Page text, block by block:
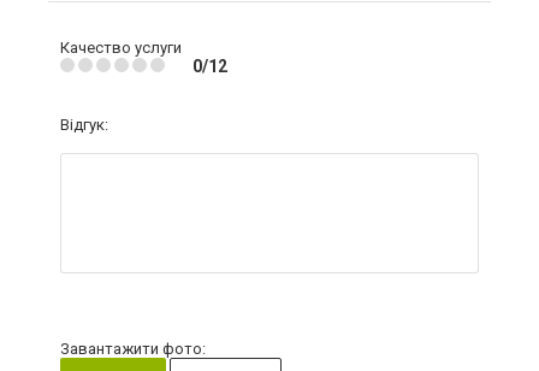
Качество услуги
0/12
Відгук:
Завантажити фото: